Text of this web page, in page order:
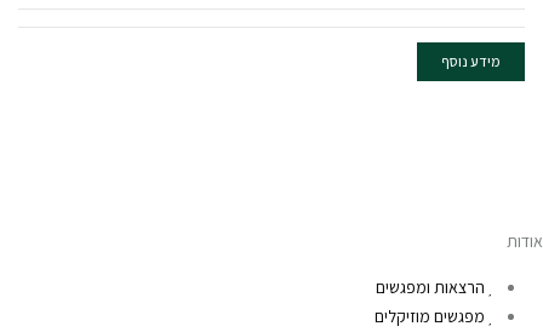
מידע נוסף
אודות
הרצאות ומפגשים
מפגשים מוזיקלים